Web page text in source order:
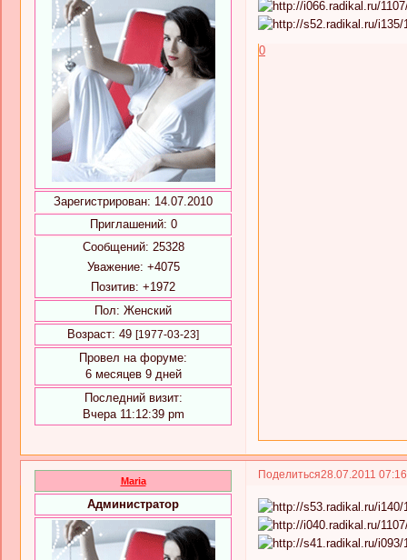
Зарегистрирован: 14.07.2010
Приглашений: 0
Сообщений: 25328
Уважение: +4075
Позитив: +1972
Пол: Женский
Возраст: 49 [1977-03-23]
Провел на форуме:
6 месяцев 9 дней
Последний визит:
Вчера 11:12:39 pm
0
Поделиться28.07.2011
Maria
Администратор